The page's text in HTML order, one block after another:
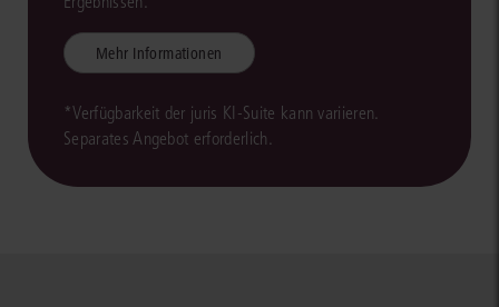
Mehr Informationen
*Verfügbarkeit der juris KI-Suite kann variieren.
Separates Angebot erforderlich.